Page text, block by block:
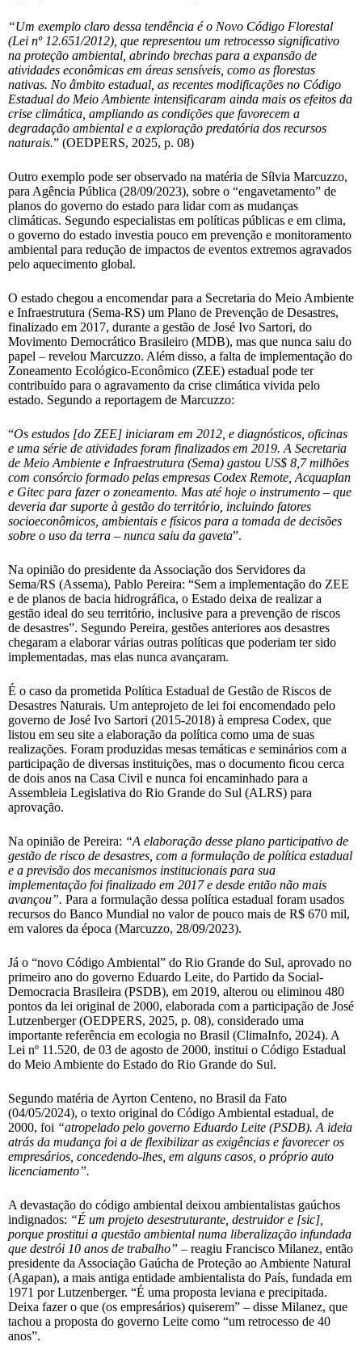
“Um exemplo claro dessa tendência é o Novo Código Florestal
(Lei nº 12.651/2012), que representou um retrocesso significativo
na proteção ambiental, abrindo brechas para a expansão de
atividades econômicas em áreas sensíveis, como as florestas
nativas. No âmbito estadual, as recentes modificações no Código
Estadual do Meio Ambiente intensificaram ainda mais os efeitos da
crise climática, ampliando as condições que favorecem a
degradação ambiental e a exploração predatória dos recursos
naturais.” (OEDPERS, 2025, p. 08)
Outro exemplo pode ser observado na matéria de Sílvia Marcuzzo,
para Agência Pública (28/09/2023), sobre o “engavetamento” de
planos do governo do estado para lidar com as mudanças
climáticas. Segundo especialistas em políticas públicas e em clima,
o governo do estado investia pouco em prevenção e monitoramento
ambiental para redução de impactos de eventos extremos agravados
pelo aquecimento global.
O estado chegou a encomendar para a Secretaria do Meio Ambiente
e Infraestrutura (Sema-RS) um Plano de Prevenção de Desastres,
finalizado em 2017, durante a gestão de José Ivo Sartori, do
Movimento Democrático Brasileiro (MDB), mas que nunca saiu do
papel – revelou Marcuzzo. Além disso, a falta de implementação do
Zoneamento Ecológico-Econômico (ZEE) estadual pode ter
contribuído para o agravamento da crise climática vivida pelo
estado. Segundo a reportagem de Marcuzzo:
“Os estudos [do ZEE] iniciaram em 2012, e diagnósticos, oficinas
e uma série de atividades foram finalizados em 2019. A Secretaria
de Meio Ambiente e Infraestrutura (Sema) gastou US$ 8,7 milhões
com consórcio formado pelas empresas Codex Remote, Acquaplan
e Gitec para fazer o zoneamento. Mas até hoje o instrumento – que
deveria dar suporte à gestão do território, incluindo fatores
socioeconômicos, ambientais e físicos para a tomada de decisões
sobre o uso da terra – nunca saiu da gaveta”.
Na opinião do presidente da Associação dos Servidores da
Sema/RS (Assema), Pablo Pereira: “Sem a implementação do ZEE
e de planos de bacia hidrográfica, o Estado deixa de realizar a
gestão ideal do seu território, inclusive para a prevenção de riscos
de desastres”. Segundo Pereira, gestões anteriores aos desastres
chegaram a elaborar várias outras políticas que poderiam ter sido
implementadas, mas elas nunca avançaram.
É o caso da prometida Política Estadual de Gestão de Riscos de
Desastres Naturais. Um anteprojeto de lei foi encomendado pelo
governo de José Ivo Sartori (2015-2018) à empresa Codex, que
listou em seu site a elaboração da política como uma de suas
realizações. Foram produzidas mesas temáticas e seminários com a
participação de diversas instituições, mas o documento ficou cerca
de dois anos na Casa Civil e nunca foi encaminhado para a
Assembleia Legislativa do Rio Grande do Sul (ALRS) para
aprovação.
Na opinião de Pereira: “A elaboração desse plano participativo de
gestão de risco de desastres, com a formulação de política estadual
e a previsão dos mecanismos institucionais para sua
implementação foi finalizado em 2017 e desde então não mais
avançou”. Para a formulação dessa política estadual foram usados
recursos do Banco Mundial no valor de pouco mais de R$ 670 mil,
em valores da época (Marcuzzo, 28/09/2023).
Já o “novo Código Ambiental” do Rio Grande do Sul, aprovado no
primeiro ano do governo Eduardo Leite, do Partido da Social-
Democracia Brasileira (PSDB), em 2019, alterou ou eliminou 480
pontos da lei original de 2000, elaborada com a participação de José
Lutzenberger (OEDPERS, 2025, p. 08), considerado uma
importante referência em ecologia no Brasil (ClimaInfo, 2024). A
Lei nº 11.520, de 03 de agosto de 2000, institui o Código Estadual
do Meio Ambiente do Estado do Rio Grande do Sul.
Segundo matéria de Ayrton Centeno, no Brasil da Fato
(04/05/2024), o texto original do Código Ambiental estadual, de
2000, foi “atropelado pelo governo Eduardo Leite (PSDB). A ideia
atrás da mudança foi a de flexibilizar as exigências e favorecer os
empresários, concedendo-lhes, em alguns casos, o próprio auto
licenciamento”.
A devastação do código ambiental deixou ambientalistas gaúchos
indignados: “É um projeto desestruturante, destruidor e [sic],
porque prostitui a questão ambiental numa liberalização infundada
que destrói 10 anos de trabalho” – reagiu Francisco Milanez, então
presidente da Associação Gaúcha de Proteção ao Ambiente Natural
(Agapan), a mais antiga entidade ambientalista do País, fundada em
1971 por Lutzenberger. “É uma proposta leviana e precipitada.
Deixa fazer o que (os empresários) quiserem” – disse Milanez, que
tachou a proposta do governo Leite como “um retrocesso de 40
anos”.